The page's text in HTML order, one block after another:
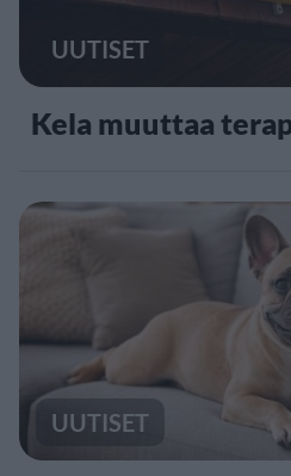
UUTISET
Kela muuttaa
UUTISET